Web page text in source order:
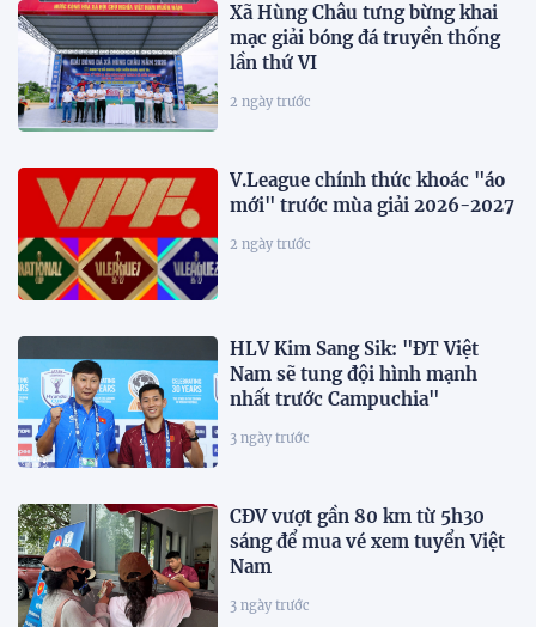
Xã Hùng Châu tưng bừng khai
mạc giải bóng đá truyền thống
lần thứ VI
2 ngày trước
V.League chính thức khoác "áo
mới" trước mùa giải 2026-2027
2 ngày trước
HLV Kim Sang Sik: "ĐT Việt
Nam sẽ tung đội hình mạnh
nhất trước Campuchia"
3 ngày trước
CĐV vượt gần 80 km từ 5h30
sáng để mua vé xem tuyển Việt
Nam
3 ngày trước